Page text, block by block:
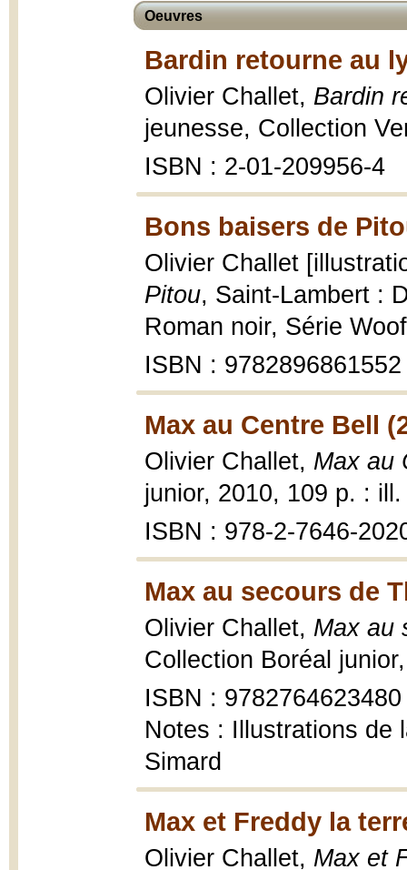
Oeuvres
Bardin retourne au
Olivier Challet, Bardin
jeunesse, Collection
ISBN : 2-01-209956-4
Bons baisers de
Olivier Challet
Pitou, Saint-Lambert :
Roman noir, Série
ISBN : 9782896861552
Max au Centre Bell
Olivier Challet, Max au
junior, 2010, 109 p. :
ISBN : 978-2-7646-
Max au secours de
Olivier Challet, Max au
Collection Boréal
ISBN : 9782764623480
Notes : Illustrations de
Simard
Max et Freddy la
Olivier Challet, Max et